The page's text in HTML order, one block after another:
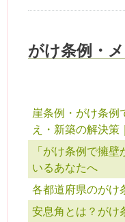
がけ条例・
崖条例・がけ条例
え・新築の解決策
「がけ条例で擁
いるあなたへ
各都道府県のがけ
安息角とは？がけ